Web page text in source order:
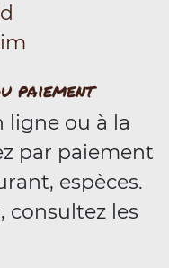
paiement
ligne ou à la
par paiement
espèces.
consultez les